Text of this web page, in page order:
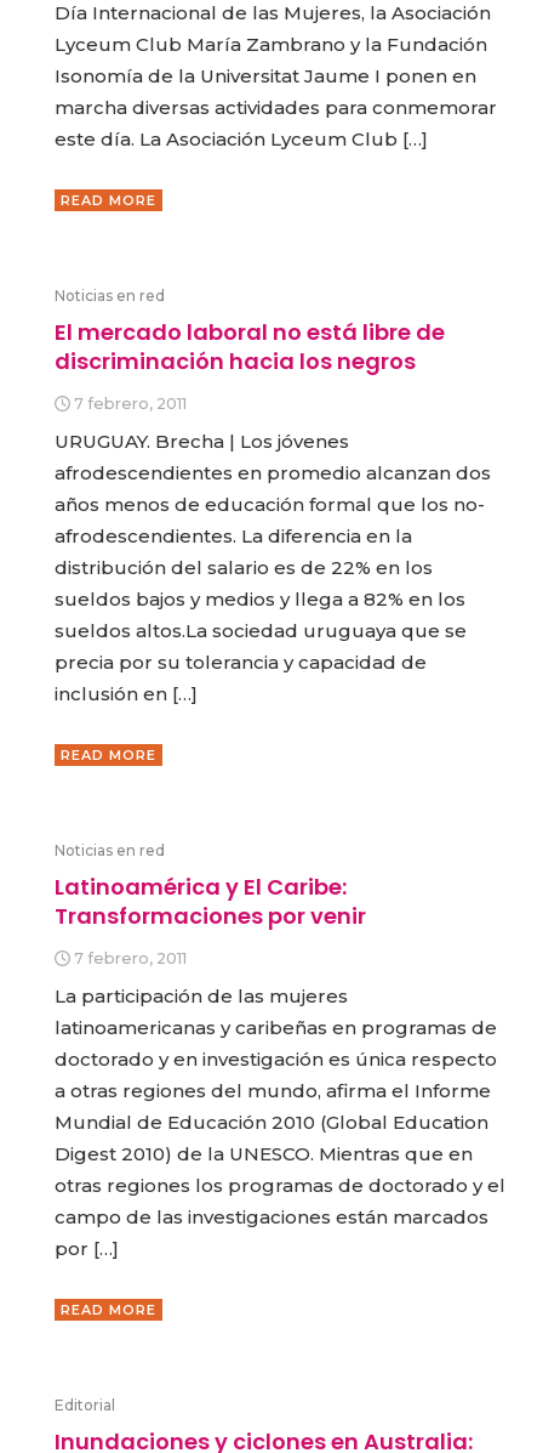
Día Internacional de las Mujeres, la Asociación
Lyceum Club María Zambrano y la Fundación
Isonomía de la Universitat Jaume I ponen en
marcha diversas actividades para conmemorar
este día. La Asociación Lyceum Club […]
READ MORE
Noticias en red
El mercado laboral no está libre de
discriminación hacia los negros
7 febrero, 2011
URUGUAY. Brecha | Los jóvenes
afrodescendientes en promedio alcanzan dos
años menos de educación formal que los no-
afrodescendientes. La diferencia en la
distribución del salario es de 22% en los
sueldos bajos y medios y llega a 82% en los
sueldos altos.La sociedad uruguaya que se
precia por su tolerancia y capacidad de
inclusión en […]
READ MORE
Noticias en red
Latinoamérica y El Caribe:
Transformaciones por venir
7 febrero, 2011
La participación de las mujeres
latinoamericanas y caribeñas en programas de
doctorado y en investigación es única respecto
a otras regiones del mundo, afirma el Informe
Mundial de Educación 2010 (Global Education
Digest 2010) de la UNESCO. Mientras que en
otras regiones los programas de doctorado y el
campo de las investigaciones están marcados
por […]
READ MORE
Editorial
Inundaciones y ciclones en Australia: